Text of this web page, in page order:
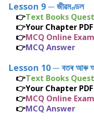
Lesson 9 ─ জীৱমণ্ডল
👉Text Books
👉Your Chapter PDF
👉MCQ Online Exam
👉MCQ Answer
Lesson 10 ─ বতৰ আৰু
👉Text Books
👉Your Chapter PDF
👉MCQ Online Exam
👉MCQ Answer